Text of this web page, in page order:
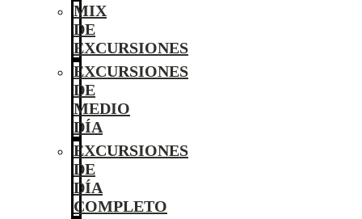
MIX
DE
EXCURSIONES
EXCURSIONES
DE
MEDIO
DÍA
EXCURSIONES
DE
DÍA
COMPLETO